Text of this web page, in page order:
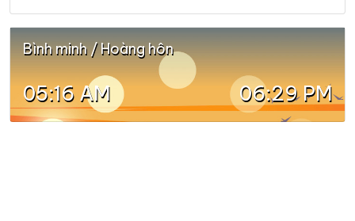
Bình minh / Hoàng hôn
05:16 AM 06:29 PM